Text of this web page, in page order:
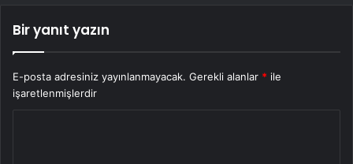
Bir yanıt yazın
E-posta adresiniz yayınlanmayacak. Gerekli alanlar * ile
işaretlenmişlerdir